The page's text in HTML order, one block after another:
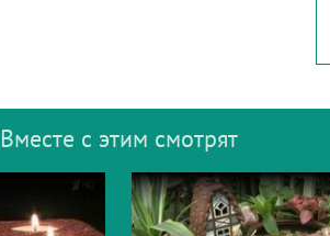
Вместе с этим смотрят